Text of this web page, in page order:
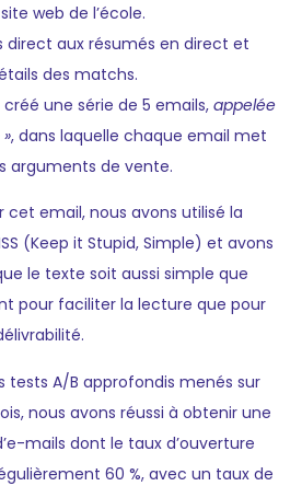
web de l’école.
direct aux résumés en direct et
des matchs.
créé une série de 5 emails, appelée
, dans laquelle chaque email met
arguments de vente.
cet email, nous avons utilisé la
(Keep it Stupid, Simple) et avons
le texte soit aussi simple que
pour faciliter la lecture que pour
tests A/B approfondis menés sur
nous avons réussi à obtenir une
mails dont le taux d’ouverture
60 %, avec un taux de